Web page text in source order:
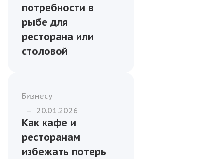
потребности в
рыбе для
ресторана или
столовой
Бизнесу
— 20.01.2026
Как кафе и
ресторанам
избежать потерь